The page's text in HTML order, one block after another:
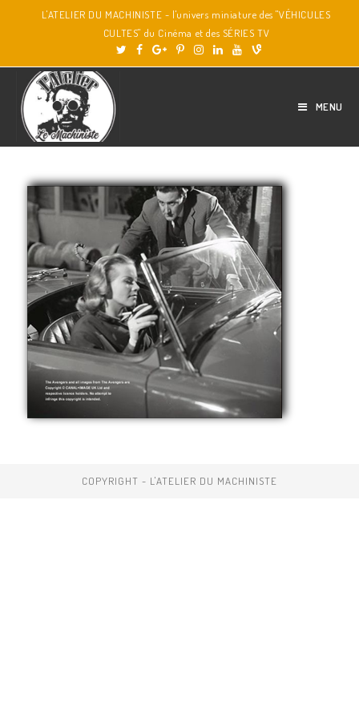
L'ATELIER DU MACHINISTE - l'univers miniature des "VÉHICULES
CULTES" du Cinéma et des SÉRIES TV
MENU
COPYRIGHT - L'ATELIER DU MACHINISTE